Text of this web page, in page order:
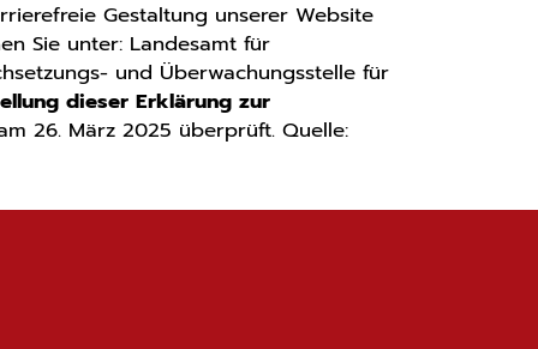
Gestaltung unserer Website
Sie unter: Landesamt für
und Überwachungsstelle für
dieser Erklärung zur
26. März 2025 überprüft. Quelle: